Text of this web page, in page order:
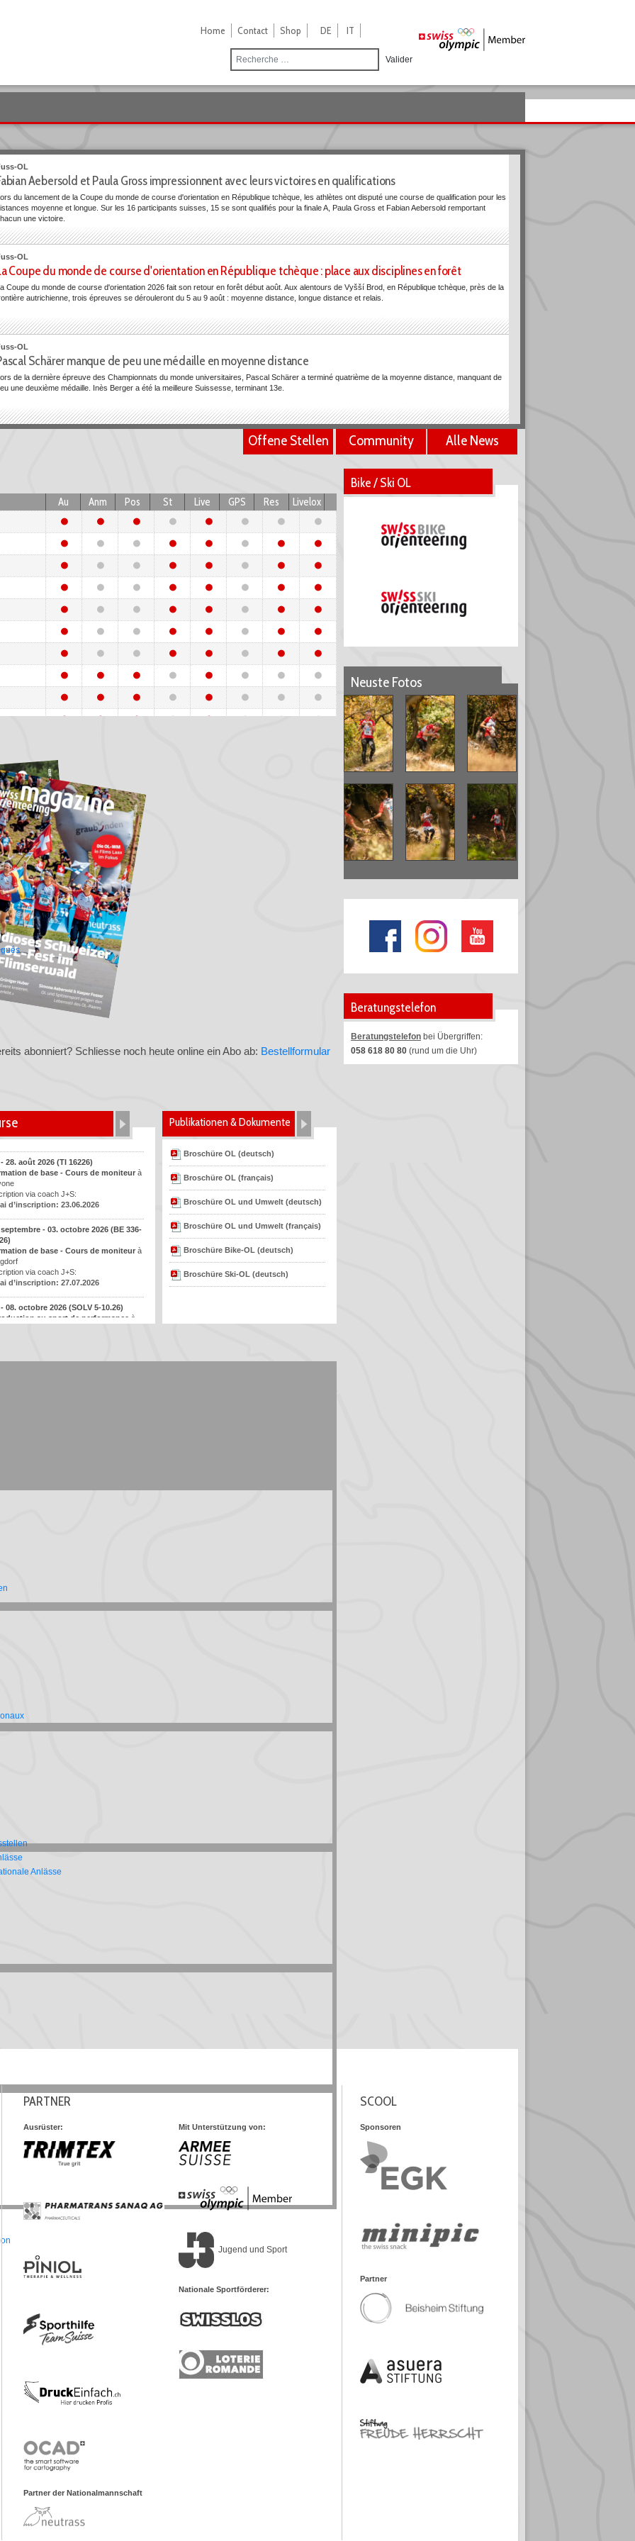
Home Contact Shop DE IT
Valider
Anlässe
OL
Aebersold et Paula Gross impressionnent avec leurs victoires en qualifications
du lancement de la Coupe du monde de course d'orientation en République tchèque, les athlètes ont disputé une course de qualification pour les
moyenne et longue. Sur les 16 participants suisses, 15 se sont qualifiés pour la finale A, Paula Gross et Fabian Aebersold remportant
une victoire.
OL
Coupe du monde de course d'orientation en République tchèque : place aux disciplines en forêt
Coupe du monde de course d'orientation 2026 fait son retour en forêt début août. Aux alentours de Vyšší Brod, en République tchèque, près de la
autrichienne, trois épreuves se dérouleront du 5 au 9 août : moyenne distance, longue distance et relais.
OL
Schärer manque de peu une médaille en moyenne distance
de la dernière épreuve des Championnats du monde universitaires, Pascal Schärer a terminé quatrième de la moyenne distance, manquant de
une deuxième médaille. Inès Berger a été la meilleure Suissesse, terminant 13e.
Championnats du monde universitaires : Pascal Schärer termine dans le top 10 du sprint
Aux Championnats du monde universitaires au Portugal, Pascal Schärer a été le meilleur athlète suisse du sprint, se classant 8e. Seline Sannwald a
6e place pour l'équipe suisse de relais sprint aux Championnats du monde universitaires
suisse composée d'Anna Gasser, Simon Humbel, Pascal Schärer et Inès Berger a terminé 6e du relais sprint aux Championnats du monde
universitaires au Portugal, remportant ainsi un diplôme.
Médaille de bronze pour Pascal Schärer au KO-sprint des Championnats du monde universitaires
Pascal Schärer a remporté la médaille de bronze au sprint à élimination directe des Championnats du monde universitaires. À Vila Real, au Portugal,
il a décroché la première médaille pour la Suisse dans cette compétition.
Offene Stellen Community Alle News
Au Anm Pos St Live GPS Res Livelox
(408T /
(408T /
(LOM /
(MOM
/ SR)
/ NOS)
abonniert? Schliesse noch heute online ein Abo ab: Bestellformular
28. août 2026 (TI 16226)
de base - Cours de moniteur à
via coach J+S:
d’inscription: 23.06.2026
septembre - 03. octobre 2026 (BE 336-
de base - Cours de moniteur à
via coach J+S:
d’inscription: 27.07.2026
- 08. octobre 2026 (SOLV 5-10.26)
au sport de performance à
d’inscription: 03.08.2026
21. novembre 2026
de formation continue pour
d’inscription: 19.09.2026
novembre 2026
de formation continue pourJ+S-
à Magglingen
- 17. janvier 2027 (JS-CH209155)
de formation continue
expert/e
à Magglingen
Publikationen & Dokumente
Broschüre OL (deutsch)
Broschüre OL (français)
Broschüre OL und Umwelt (deutsch)
Broschüre OL und Umwelt (français)
Broschüre Bike-OL (deutsch)
Broschüre Ski-OL (deutsch)
Bike / Ski OL
Neuste Fotos
Beratungstelefon
Beratungstelefon bei Übergriffen:
058 618 80 80 (rund um die Uhr)
PARTNER
Ausrüster:
Partner der Nationalmannschaft
Mit Unterstützung von:
Jugend und Sport
Nationale Sportförderer:
SCOOL
Sponsoren
Partner